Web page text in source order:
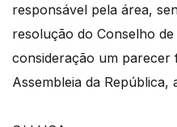
responsável pela área,
resolução do Conselho
consideração um parecer
Assembleia da República,